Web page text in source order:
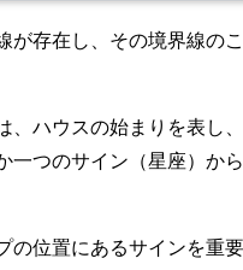
が存在し、その境界線の
、ハウスの始まりを表し
一つのサイン（星座）か
の位置にあるサインを重要